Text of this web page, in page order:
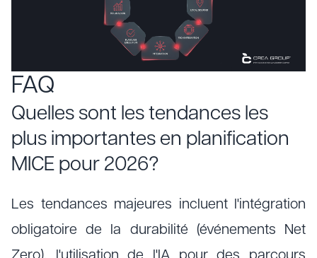
FAQ
Quelles sont les tendances les
plus importantes en planification
MICE pour 2026?
Les tendances majeures incluent l'intégration
obligatoire de la durabilité (événements Net